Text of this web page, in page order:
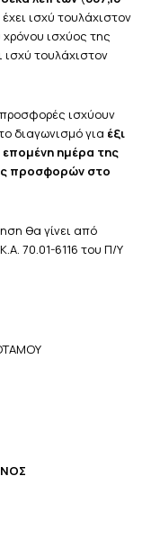
ισχύ τουλάχιστον
ισχύος της
τουλάχιστον
ισχύουν
διαγωνισμό για έξι
επομένη ημέρα της
προσφορών στο
θα γίνει από
70.01-6116 του Π/Υ